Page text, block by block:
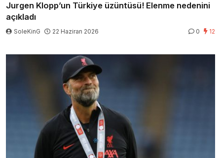
Jurgen Klopp’un Türkiye üzüntüsü! Elenme nedenini
açıkladı
SoleKinG 22 Haziran 2026 0 12